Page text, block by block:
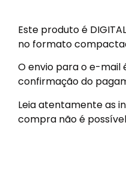
Este produto é
no formato
O envio para o e-
confirmação do
Leia atentamente as
compra não é